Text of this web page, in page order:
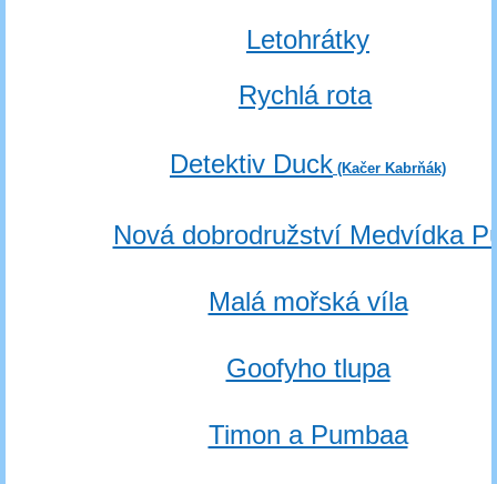
Letohrátky
Rychlá rota
Detektiv Duck (Kačer Kabrňák)
Nová dobrodružství Medvídka
Malá mořská víla
Goofyho tlupa
Timon a Pumbaa